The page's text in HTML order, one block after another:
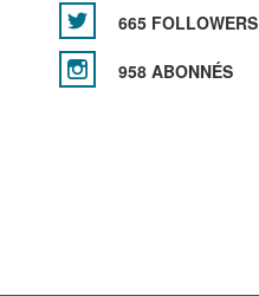
665 FOLLOWERS
958 ABONNÉS